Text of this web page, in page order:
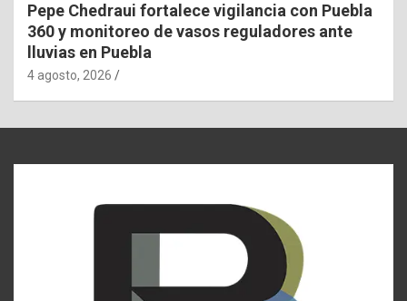
Pepe Chedraui fortalece vigilancia con Puebla
360 y monitoreo de vasos reguladores ante
lluvias en Puebla
4 agosto, 2026